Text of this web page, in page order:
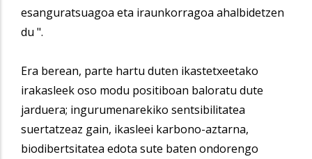
esanguratsuagoa eta iraunkorragoa ahalbidetzen
du ".
Era berean, parte hartu duten ikastetxeetako
irakasleek oso modu positiboan baloratu dute
jarduera; ingurumenarekiko sentsibilitatea
suertatzeaz gain, ikasleei karbono-aztarna,
biodibertsitatea edota sute baten ondorengo